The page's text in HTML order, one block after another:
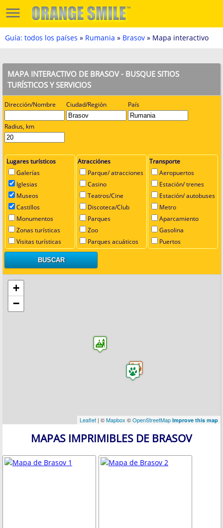
Guía: todos los países » Rumania » Brasov » Mapa interactivo
MAPA INTERACTIVO DE BRASOV - BUSQUE SITIOS
TURÍSTICOS Y SERVICIOS
Dirección/Nombre Ciudad/Región País
Radius, km
Lugares turísticos
Galerías
Iglesias
Museos
Castillos
Monumentos
Zonas turísticas
Visitas turísticas
Atracciónes
Parque/ atracciones
Casino
Teatros/Cine
Discoteca/Club
Parques
Zoo
Parques acuáticos
Transporte
Aeropuertos
Estación/ trenes
Estación/ autobuses
Metro
Aparcamiento
Gasolina
Puertos
+
−
Leaflet | ©Mapbox ©OpenStreetMap Improve this map
MAPAS IMPRIMIBLES DE BRASOV